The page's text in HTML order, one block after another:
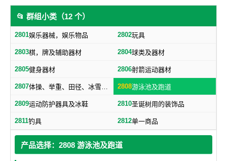
📂 群组小类（12 个）
2801娱乐器械，娱乐物品 2802玩具
2803棋，牌及辅助器材 2804球类及器材
2805健身器材 2806射箭运动器材
2807 体操、举重、田径、冰雪及属于本类的其他运动器材 2808游泳池及跑道
2809运动防护器具及冰鞋 2810圣诞树用的装饰品
2811钓具 2812单一商品
产品选择：2808 游泳池及跑道